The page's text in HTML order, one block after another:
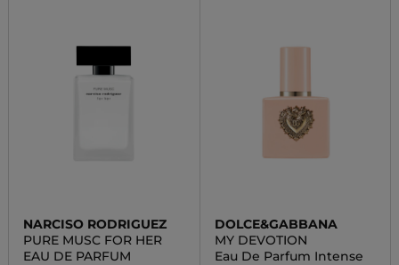
NARCISO RODRIGUEZ
PURE MUSC FOR HER
EAU DE PARFUM
DOLCE&GABBANA
MY DEVOTION
Eau De Parfum Intense